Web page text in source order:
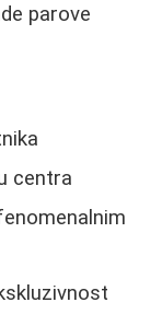
parove
centra